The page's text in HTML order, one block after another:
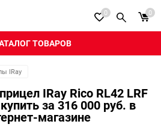
ТОВАРОВ
0 0
IRay
IRay Rico RL42 LRF
за 316 000 руб. в
магазине